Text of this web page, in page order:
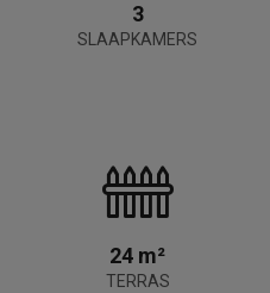
3
SLAAPKAMERS
24 m²
TERRAS